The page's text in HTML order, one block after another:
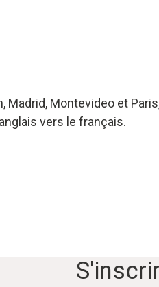
Madrid, Montevideo et
vers le français.